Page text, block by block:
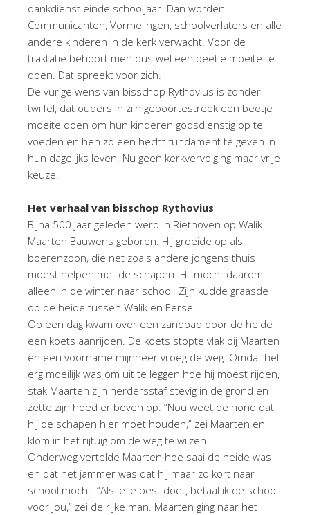
dankdienst einde schooljaar. Dan worden
Communicanten, Vormelingen, schoolverlaters en alle
andere kinderen in de kerk verwacht. Voor de
traktatie behoort men dus wel een beetje moeite te
doen. Dat spreekt voor zich.
De vurige wens van bisschop Rythovius is zonder
twijfel, dat ouders in zijn geboortestreek een beetje
moeite doen om hun kinderen godsdienstig op te
voeden en hen zo een hecht fundament te geven in
hun dagelijks leven. Nu geen kerkvervolging maar vrije
keuze.
Het verhaal van bisschop Rythovius
Bijna 500 jaar geleden werd in Riethoven op Walik
Maarten Bauwens geboren. Hij groeide op als
boerenzoon, die net zoals andere jongens thuis
moest helpen met de schapen. Hij mocht daarom
alleen in de winter naar school. Zijn kudde graasde
op de heide tussen Walik en Eersel.
Op een dag kwam over een zandpad door de heide
een koets aanrijden. De koets stopte vlak bij Maarten
en een voorname mijnheer vroeg de weg. Omdat het
erg moeilijk was om uit te leggen hoe hij moest rijden,
stak Maarten zijn herdersstaf stevig in de grond en
zette zijn hoed er boven op. “Nou weet de hond dat
hij de schapen hier moet houden,” zei Maarten en
klom in het rijtuig om de weg te wijzen.
Onderweg vertelde Maarten hoe saai de heide was
en dat het jammer was dat hij maar zo kort naar
school mocht. “Als je je best doet, betaal ik de school
voor jou,” zei de rijke man. Maarten ging naar het